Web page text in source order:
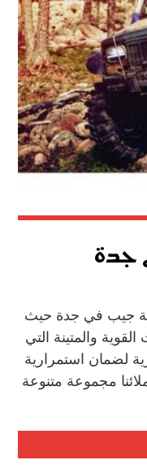
جدة
جيب في جدة حيث
والمتينة التي
لضمان استمرارية
مجموعة متنوعة